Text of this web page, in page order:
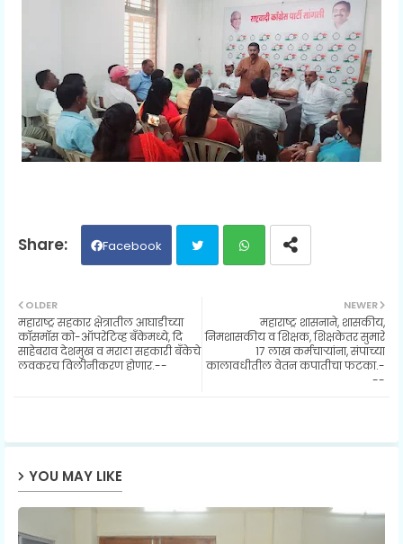
Facebook
ats
ap
NEWER
महाराष्ट्र शासनाने, शासकीय,
निमशासकीय व शिक्षक, शिक्षकेतर सुमारे
17 लाख कर्मचाऱ्यांना, संपाच्या
कालावधीतील वेतन कपातीचा फटका.-
--
OLDER
महाराष्ट्र सहकार क्षेत्रातील आघाडीच्या
कॉसमॉस को-ऑपरेटिव्ह बँकेमध्ये, दि
साहेबराव देशमुख व मराठा सहकारी बँकेचे
लवकरच विलीनीकरण होणार.--
YOU MAY LIKE